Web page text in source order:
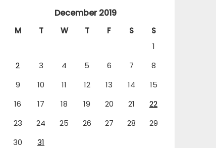
December 2019
M T W T F S
S
1
2
3 4 5 6 7
8
9
10 11 12 13 14
15
16
17 18 19 20 21
22
23
24 25 26 27 28
29
30
31